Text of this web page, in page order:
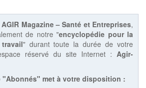
AGIR Magazine – Santé et Entreprises,
de notre "encyclopédie pour la
" durant toute la durée de votre
réservé du site Internet : Agir-
"Abonnés" met à votre disposition :